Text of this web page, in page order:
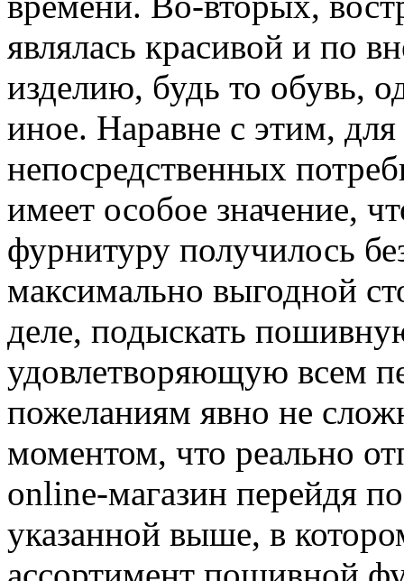
являлась красивой и по
изделию, будь то обувь,
иное. Наравне с этим,
непосредственных
имеет особое значение,
фурнитуру получилось
максимально выгодной
деле, подыскать
удовлетворяющую всем
пожеланиям явно не
моментом, что реально
online-магазин перейдя
указанной выше, в